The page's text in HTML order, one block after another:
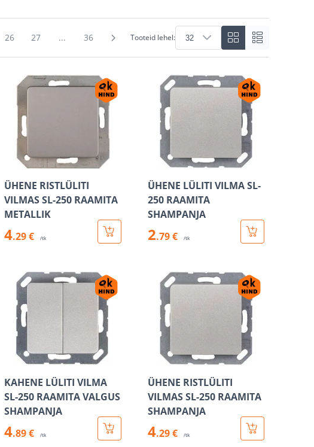
26 27 ... 36 Tooteid lehel:
ÜHENE RISTLÜLITI
VILMAS SL-250 RAAMITA
METALLIK
4.29 € /tk
ÜHENE LÜLITI VILMA SL-
250 RAAMITA
SHAMPANJA
2.79 € /tk
KAHENE LÜLITI VILMA
SL-250 RAAMITA VALGUS
SHAMPANJA
4.89 € /tk
ÜHENE RISTLÜLITI
VILMAS SL-250 RAAMITA
SHAMPANJA
4.29 € /tk